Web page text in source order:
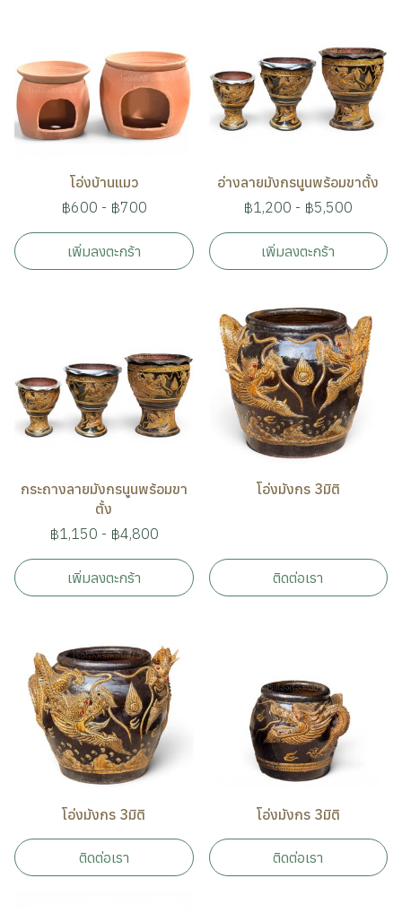
โอ่งบ้านแมว
฿600 - ฿700
เพิ่มลงตะกร้า
อ่างลายมังกรนูนพร้อมขาตั้ง
฿1,200 - ฿5,500
เพิ่มลงตะกร้า
กระถางลายมังกรนูนพร้อมขา
ตั้ง
฿1,150 - ฿4,800
เพิ่มลงตะกร้า
โอ่งมังกร 3มิติ
ติดต่อเรา
โอ่งมังกร 3มิติ
ติดต่อเรา
โอ่งมังกร 3มิติ
ติดต่อเรา